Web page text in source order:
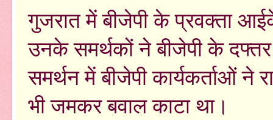
गुजरात में बीजेपी के प्रवक्ता
उनके समर्थकों ने बीजेपी के
समर्थन में बीजेपी कार्यकर्ताओं ने
भी जमकर बवाल काटा था।